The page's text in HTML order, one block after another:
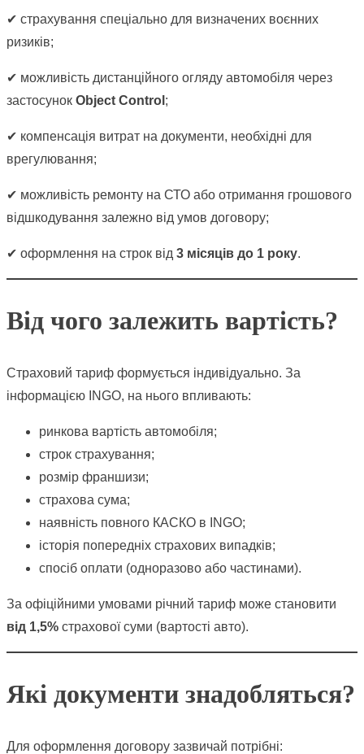
✔ страхування спеціально для визначених воєнних
ризиків;
✔ можливість дистанційного огляду автомобіля через
застосунок Object Control ;
✔ компенсація витрат на документи, необхідні для
врегулювання;
✔ можливість ремонту на СТО або отримання грошового
відшкодування залежно від умов договору;
✔ оформлення на строк від 3 місяців до 1 року.
Від чого залежить вартість?
Страховий тариф формується індивідуально. За
інформацією INGO, на нього впливають:
ринкова вартість автомобіля;
строк страхування;
розмір франшизи;
страхова сума;
наявність повного КАСКО в INGO;
історія попередніх страхових випадків;
спосіб оплати (одноразово або частинами).
За офіційними умовами річний тариф може становити
від 1,5% страхової суми (вартості авто).
Які документи знадобляться?
Для оформлення договору зазвичай потрібні: